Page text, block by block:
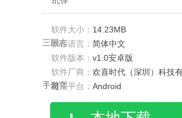
软件大小： 14.23MB
软件语言： 简体中文
软件版本： v1.0安卓版
软件厂商： 欢喜时代（深圳）科技
司
适用平台： Android